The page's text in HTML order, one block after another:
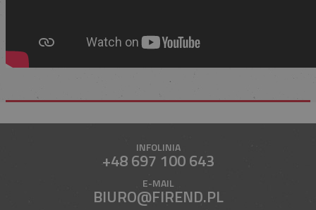
INFOLINIA
+48 697 100 643
E-MAIL
BIURO@FIREND.PL